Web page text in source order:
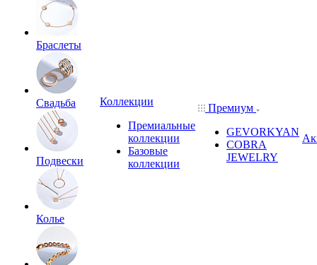
Браслеты
Свадьба
Подвески
Колье
Коллекции
Премиальные
коллекции
Базовые
коллекции
Премиум
GEVORKYAN
COBRA
JEWELRY